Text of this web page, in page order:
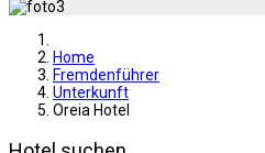
Home
Fremdenführer
Unterkunft
Oreia Hotel